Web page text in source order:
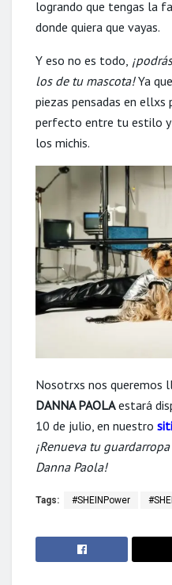
logrando que tengas la
donde quiera que vayas.
Y eso no es todo,
los de tu mascota!Ya
piezas pensadas en ellxs
perfecto entre tu estilo
los michis.
Nosotrxs nos queremos
DANNA PAOLAestará
10 de julio, en nuestro
¡Renueva tu
Danna Paola!
Tags: #SHEINPower